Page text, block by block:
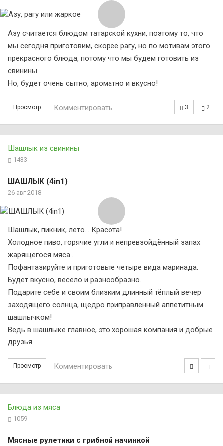
Азу считается блюдом татарской кухни, поэтому то, что
мы сегодня приготовим, скорее рагу, но по мотивам этого
прекрасного блюда, потому что мы будем готовить из
свинины.
Но, будет очень сытно, ароматно и вкусно!
Просмотр 3 2
Комментировать
Шашлык из свинины
1433
ШАШЛЫК (4in1)
26 авг 2018
Шашлык, пикник, лето… Красота!
Холодное пиво, горячие угли и непревзойдённый запах
жарящегося мяса…
Пофантазируйте и приготовьте четыре вида маринада.
Будет вкусно, весело и разнообразно.
Подарите себе и своим близким длинный тёплый вечер
заходящего солнца, щедро приправленный аппетитным
шашлычком!
Ведь в шашлыке главное, это хорошая компания и добрые
друзья.
Просмотр Комментировать
Блюда из мяса
1059
Мясныe рyлeтики с грибной начинкой